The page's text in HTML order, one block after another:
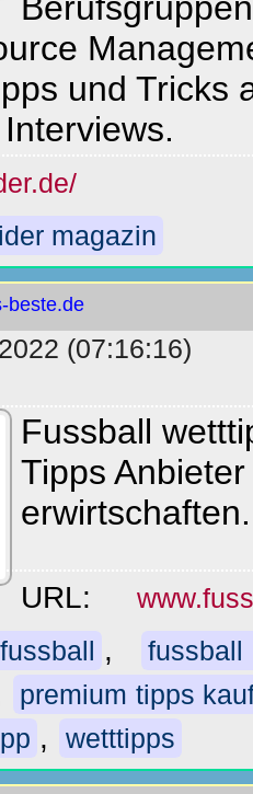
und Tricks
magazin
beste.de
2022 (07:16:16)
Fussball
Tipps
URL:
fussball ,
premium tipps
, wetttipps